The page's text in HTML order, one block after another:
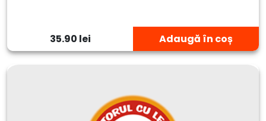
35.90 lei Adaugă în coș